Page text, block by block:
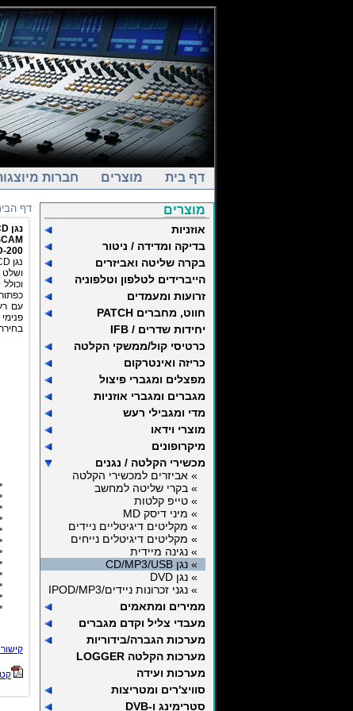
דף בית מוצרים חברות
מוצרים
אוזניות
בדיקה ומדידה / ניטור
בקרה שליטה ואביזרים
הייברידים לטלפון וטלפוניה
זרועות ומעמדים
חווט, מחברים PATCH
יחידות שדרים / IFB
כרטיסי קול/ממשקי הקלטה
כריזה ואינטרקום
מפצלים ומגברי פיצול
מגברים ומגברי אוזניות
מדי ומגבילי רעש
מוצרי וידאו
מיקרופונים
מכשירי הקלטה / נגנים
» אביזרים למכשירי הקלטה
» בקרי שליטה למחשב
» טייפ קלטות
» מיני דיסק MD
» מקליטים דיגיטליים ניידים
» מקליטים דיגיטלים נייחים
» נגינה מיידית
» נגן CD/MP3/USB
» נגן DVD
» נגני זכרונות ניידים/IPOD/MP3
ממירים ומתאמים
מעבדי צליל וקדם מגברים
מערכות הגברה/בידוריות
מערכות הקלטה LOGGER
מערכות ועידה
סוויצ'רים ומטריצות
סטרימינג ו-DVB
דף
נגן CD יחיד להתקנה
200
עם